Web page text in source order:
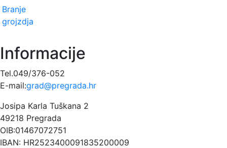
Branje
grojzdja
Informacije
Tel.049/376-052
E-mail:grad@pregrada.hr
Josipa Karla Tuškana 2
49218 Pregrada
OIB:01467072751
IBAN: HR2523400091835200009